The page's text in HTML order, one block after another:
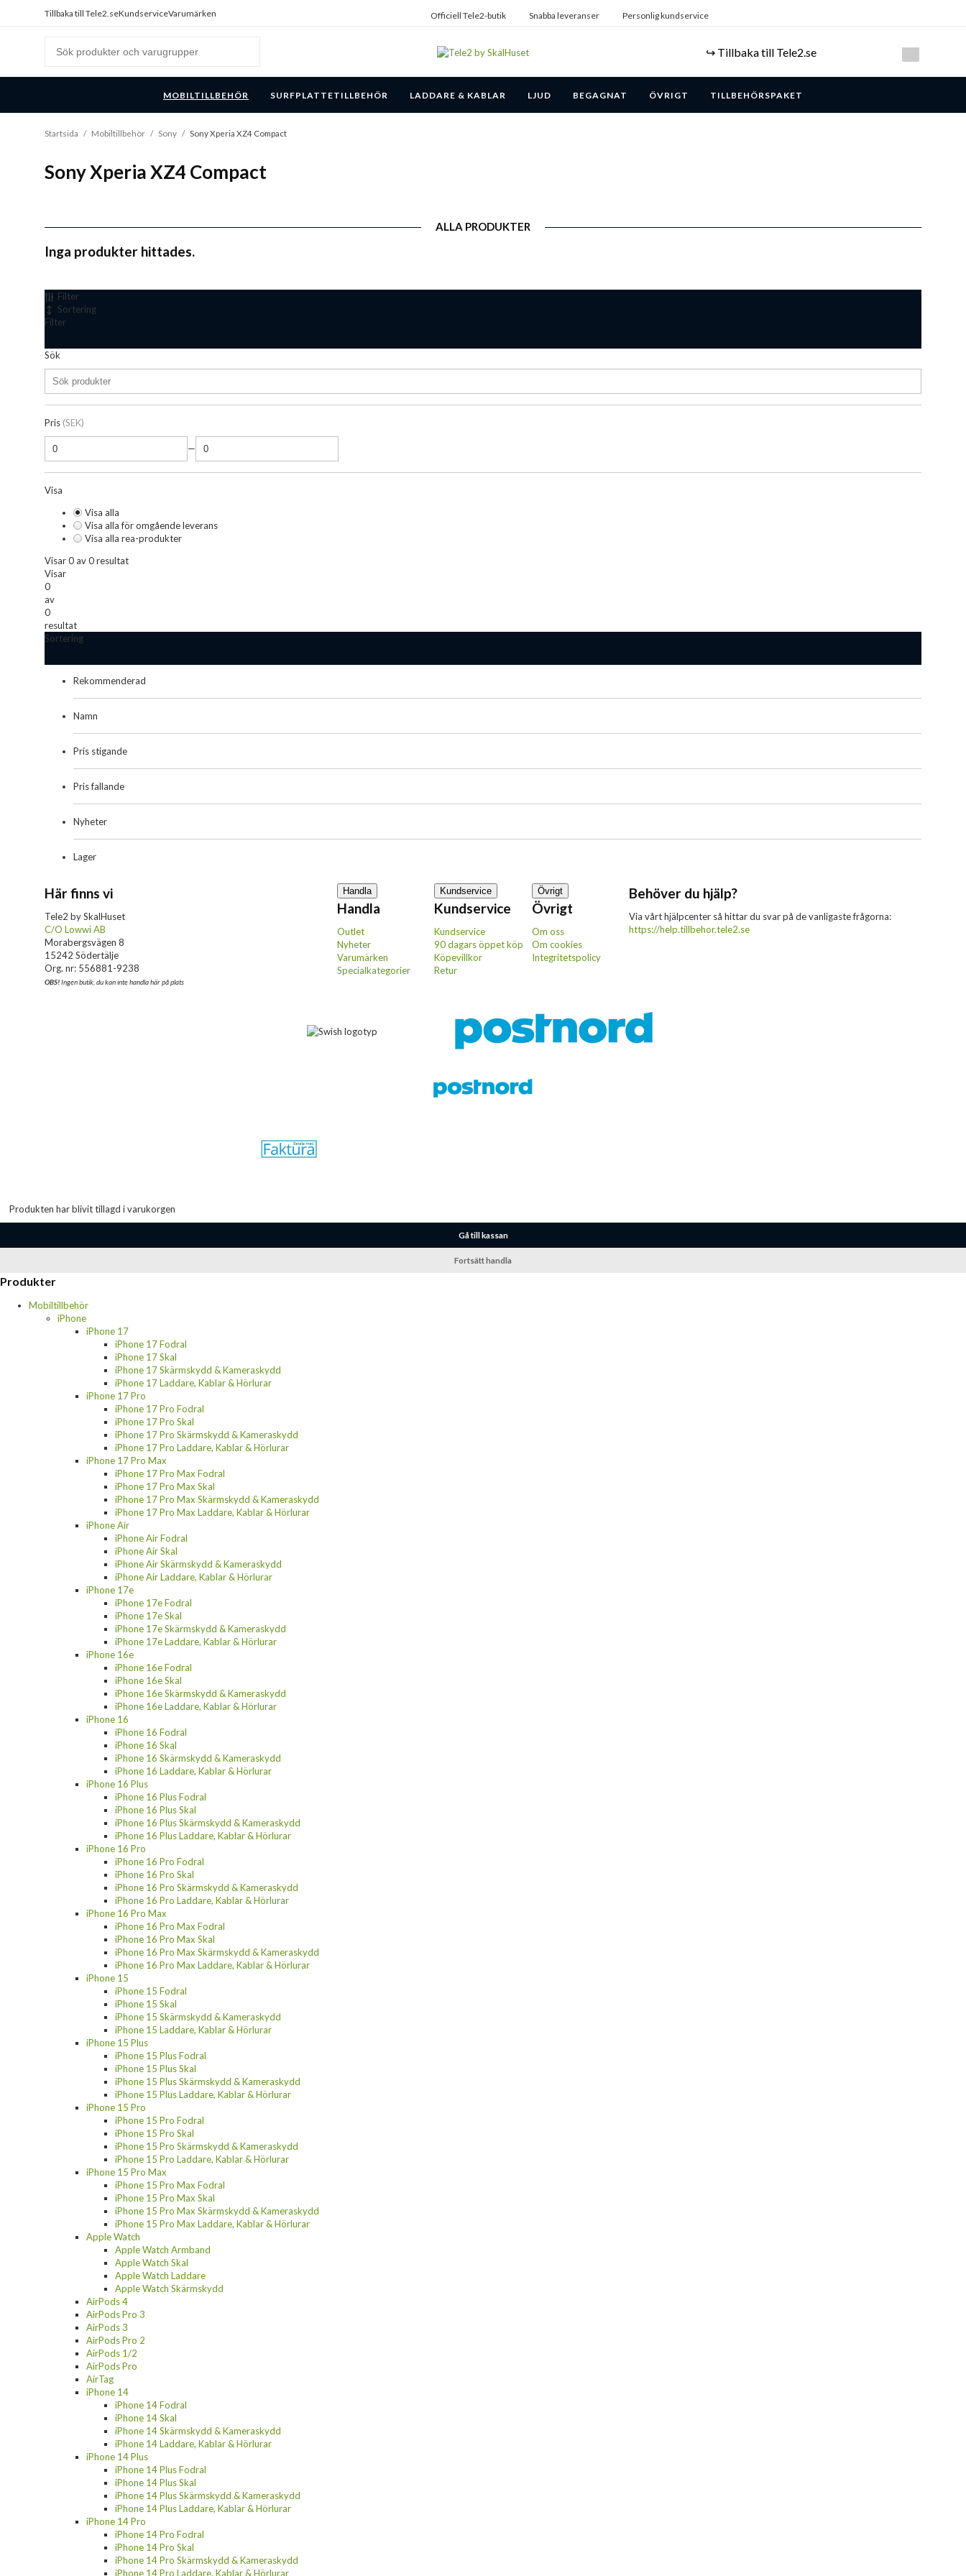
Tillbaka till Tele2.seKundserviceVarumärken Officiell Tele2-butik Snabba leveranser Personlig kundservice
↪️ Tillbaka till Tele2.se
MOBILTILLBEHÖR SURFPLATTETILLBEHÖR LADDARE & KABLAR LJUD BEGAGNAT ÖVRIGT TILLBEHÖRSPAKET
Startsida / Mobiltillbehör / Sony / Sony Xperia XZ4 Compact
Sony Xperia XZ4 Compact
ALLA PRODUKTER
Inga produkter hittades.
Filter
Sortering
Filter
Sök
Pris (SEK)
—
Visa
Visa alla
Visa alla för omgående leverans
Visa alla rea-produkter
Visar 0 av 0 resultat
Visar
0
av
0
resultat
Sortering
Rekommenderad
Namn
Pris stigande
Pris fallande
Nyheter
Lager
Här finns vi
Tele2 by SkalHuset
C/O Lowwi AB
Morabergsvägen 8
15242 Södertälje
Org. nr: 556881-9238
OBS!Ingen butik, du kan inte handla här på plats
Handla
Handla
Outlet
Nyheter
Varumärken
Specialkategorier
Kundservice
Kundservice
Kundservice
90 dagars öppet köp
Köpevillkor
Retur
Övrigt
Övrigt
Om oss
Om cookies
Integritetspolicy
Behöver du hjälp?
Via vårt hjälpcenter så hittar du svar på de vanligaste frågorna:
https://help.tillbehor.tele2.se
Produkten har blivit tillagd i varukorgen
Gå till kassan
Fortsätt handla
Produkter
Mobiltillbehör
iPhone
iPhone 17
iPhone 17 Fodral
iPhone 17 Skal
iPhone 17 Skärmskydd & Kameraskydd
iPhone 17 Laddare, Kablar & Hörlurar
iPhone 17 Pro
iPhone 17 Pro Fodral
iPhone 17 Pro Skal
iPhone 17 Pro Skärmskydd & Kameraskydd
iPhone 17 Pro Laddare, Kablar & Hörlurar
iPhone 17 Pro Max
iPhone 17 Pro Max Fodral
iPhone 17 Pro Max Skal
iPhone 17 Pro Max Skärmskydd & Kameraskydd
iPhone 17 Pro Max Laddare, Kablar & Hörlurar
iPhone Air
iPhone Air Fodral
iPhone Air Skal
iPhone Air Skärmskydd & Kameraskydd
iPhone Air Laddare, Kablar & Hörlurar
iPhone 17e
iPhone 17e Fodral
iPhone 17e Skal
iPhone 17e Skärmskydd & Kameraskydd
iPhone 17e Laddare, Kablar & Hörlurar
iPhone 16e
iPhone 16e Fodral
iPhone 16e Skal
iPhone 16e Skärmskydd & Kameraskydd
iPhone 16e Laddare, Kablar & Hörlurar
iPhone 16
iPhone 16 Fodral
iPhone 16 Skal
iPhone 16 Skärmskydd & Kameraskydd
iPhone 16 Laddare, Kablar & Hörlurar
iPhone 16 Plus
iPhone 16 Plus Fodral
iPhone 16 Plus Skal
iPhone 16 Plus Skärmskydd & Kameraskydd
iPhone 16 Plus Laddare, Kablar & Hörlurar
iPhone 16 Pro
iPhone 16 Pro Fodral
iPhone 16 Pro Skal
iPhone 16 Pro Skärmskydd & Kameraskydd
iPhone 16 Pro Laddare, Kablar & Hörlurar
iPhone 16 Pro Max
iPhone 16 Pro Max Fodral
iPhone 16 Pro Max Skal
iPhone 16 Pro Max Skärmskydd & Kameraskydd
iPhone 16 Pro Max Laddare, Kablar & Hörlurar
iPhone 15
iPhone 15 Fodral
iPhone 15 Skal
iPhone 15 Skärmskydd & Kameraskydd
iPhone 15 Laddare, Kablar & Hörlurar
iPhone 15 Plus
iPhone 15 Plus Fodral
iPhone 15 Plus Skal
iPhone 15 Plus Skärmskydd & Kameraskydd
iPhone 15 Plus Laddare, Kablar & Hörlurar
iPhone 15 Pro
iPhone 15 Pro Fodral
iPhone 15 Pro Skal
iPhone 15 Pro Skärmskydd & Kameraskydd
iPhone 15 Pro Laddare, Kablar & Hörlurar
iPhone 15 Pro Max
iPhone 15 Pro Max Fodral
iPhone 15 Pro Max Skal
iPhone 15 Pro Max Skärmskydd & Kameraskydd
iPhone 15 Pro Max Laddare, Kablar & Hörlurar
Apple Watch
Apple Watch Armband
Apple Watch Skal
Apple Watch Laddare
Apple Watch Skärmskydd
AirPods 4
AirPods Pro 3
AirPods 3
AirPods Pro 2
AirPods 1/2
AirPods Pro
AirTag
iPhone 14
iPhone 14 Fodral
iPhone 14 Skal
iPhone 14 Skärmskydd & Kameraskydd
iPhone 14 Laddare, Kablar & Hörlurar
iPhone 14 Plus
iPhone 14 Plus Fodral
iPhone 14 Plus Skal
iPhone 14 Plus Skärmskydd & Kameraskydd
iPhone 14 Plus Laddare, Kablar & Hörlurar
iPhone 14 Pro
iPhone 14 Pro Fodral
iPhone 14 Pro Skal
iPhone 14 Pro Skärmskydd & Kameraskydd
iPhone 14 Pro Laddare, Kablar & Hörlurar